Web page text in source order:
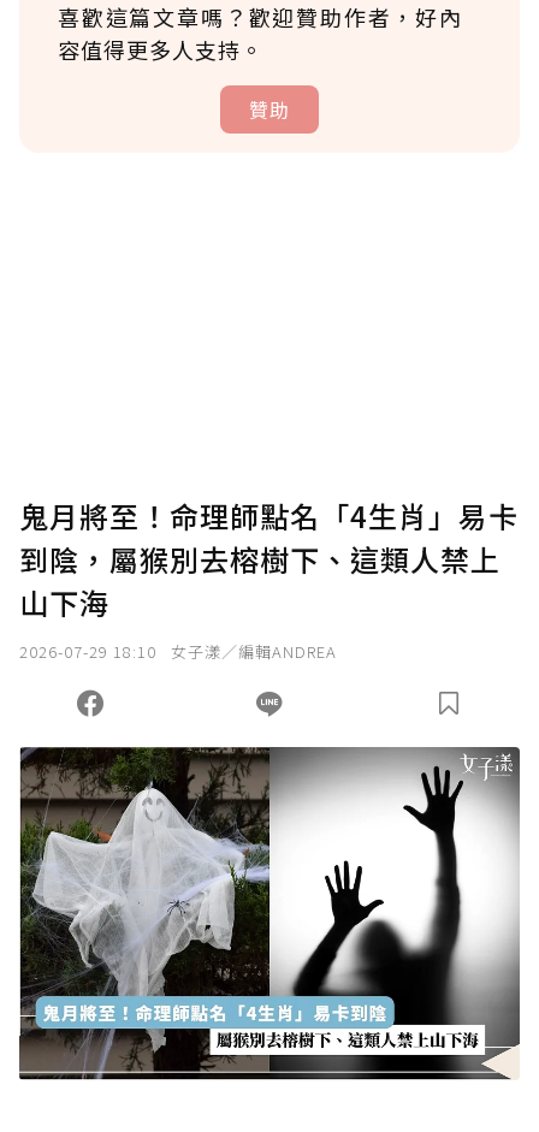
喜歡這篇文章嗎？歡迎贊助作者，好內
容值得更多人支持。
贊助
確認送出
您當前剩餘 U 利點數：0點；前往 購買點數
鬼月將至！命理師點名「4生肖」易卡
到陰，屬猴別去榕樹下、這類人禁上
山下海
2026-07-29 18:10 女子漾／編輯ANDREA